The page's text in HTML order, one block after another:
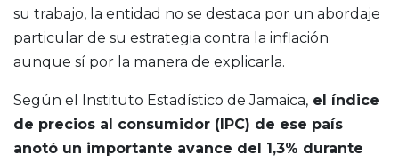
su trabajo, la entidad no se destaca por un abordaje
particular de su estrategia contra la inflación
aunque sí por la manera de explicarla.
Según el Instituto Estadístico de Jamaica, el índice
de precios al consumidor (IPC) de ese país
anotó un importante avance del 1,3% durante